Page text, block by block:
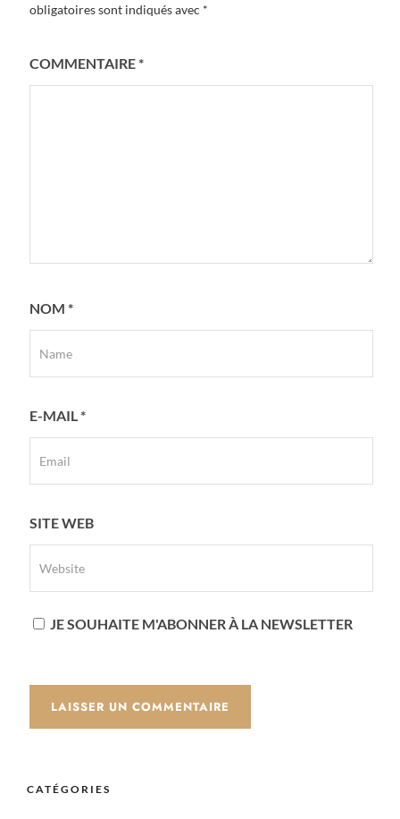
obligatoires sont indiqués avec *
COMMENTAIRE*
NOM *
E-MAIL*
SITE WEB
JE SOUHAITE M'ABONNER À LA NEWSLETTER
CATÉGORIES